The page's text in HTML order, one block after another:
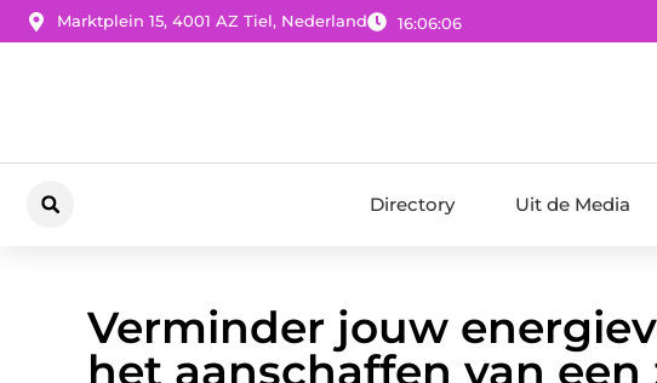
Marktplein 15, 4001 AZ Tiel, Nederland 16:06:07
Directory Uit de Media
Verminder jouw
het aanschaffen van